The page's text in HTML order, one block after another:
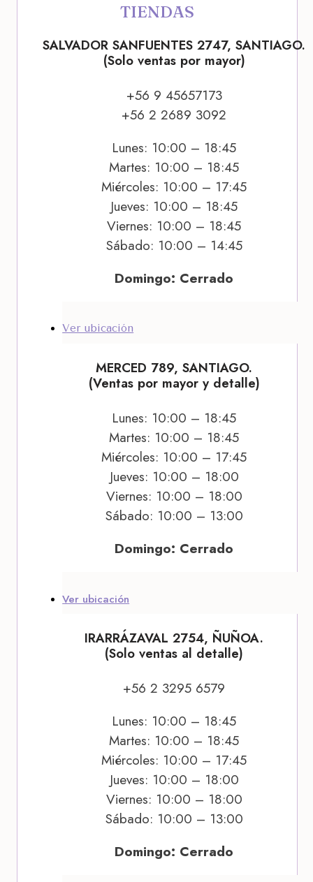
TIENDAS
SALVADOR SANFUENTES 2747, SANTIAGO.
(Solo ventas por mayor)
+56 9 45657173
+56 2 2689 3092
Lunes: 10:00 – 18:45
Martes: 10:00 – 18:45
Miércoles: 10:00 – 17:45
Jueves: 10:00 – 18:45
Viernes: 10:00 – 18:45
Sábado: 10:00 – 14:45
Domingo: Cerrado
Ver ubicación
MERCED 789, SANTIAGO.
(Ventas por mayor y detalle)
Lunes: 10:00 – 18:45
Martes: 10:00 – 18:45
Miércoles: 10:00 – 17:45
Jueves: 10:00 – 18:00
Viernes: 10:00 – 18:00
Sábado: 10:00 – 13:00
Domingo: Cerrado
Ver ubicación
IRARRÁZAVAL 2754, ÑUÑOA.
(Solo ventas al detalle)
+56 2 3295 6579
Lunes: 10:00 – 18:45
Martes: 10:00 – 18:45
Miércoles: 10:00 – 17:45
Jueves: 10:00 – 18:00
Viernes: 10:00 – 18:00
Sábado: 10:00 – 13:00
Domingo: Cerrado